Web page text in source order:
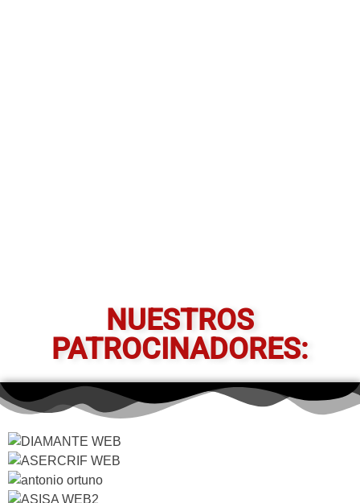
NUESTROS
PATROCINADORES: